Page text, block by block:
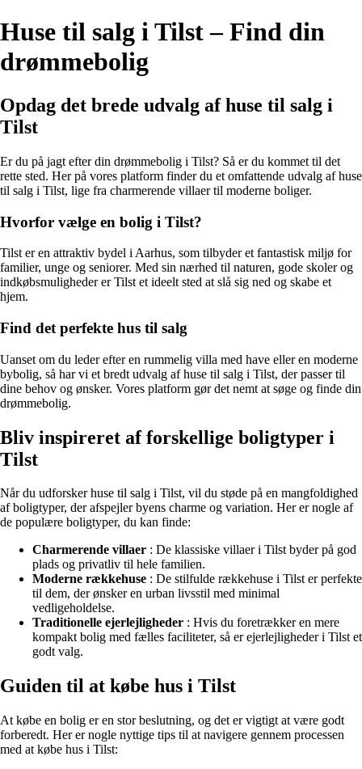
Huse til salg i Tilst – Find din
drømmebolig
Opdag det brede udvalg af huse til salg i
Tilst
Er du på jagt efter din drømmebolig i Tilst? Så er du kommet til det
rette sted. Her på vores platform finder du et omfattende udvalg af huse
til salg i Tilst, lige fra charmerende villaer til moderne boliger.
Hvorfor vælge en bolig i Tilst?
Tilst er en attraktiv bydel i Aarhus, som tilbyder et fantastisk miljø for
familier, unge og seniorer. Med sin nærhed til naturen, gode skoler og
indkøbsmuligheder er Tilst et ideelt sted at slå sig ned og skabe et
hjem.
Find det perfekte hus til salg
Uanset om du leder efter en rummelig villa med have eller en moderne
bybolig, så har vi et bredt udvalg af huse til salg i Tilst, der passer til
dine behov og ønsker. Vores platform gør det nemt at søge og finde din
drømmebolig.
Bliv inspireret af forskellige boligtyper i
Tilst
Når du udforsker huse til salg i Tilst, vil du støde på en mangfoldighed
af boligtyper, der afspejler byens charme og variation. Her er nogle af
de populære boligtyper, du kan finde:
Charmerende villaer : De klassiske villaer i Tilst byder på god
plads og privatliv til hele familien.
Moderne rækkehuse : De stilfulde rækkehuse i Tilst er perfekte
til dem, der ønsker en urban livsstil med minimal
vedligeholdelse.
Traditionelle ejerlejligheder : Hvis du foretrækker en mere
kompakt bolig med fælles faciliteter, så er ejerlejligheder i Tilst et
godt valg.
Guiden til at købe hus i Tilst
At købe en bolig er en stor beslutning, og det er vigtigt at være godt
forberedt. Her er nogle nyttige tips til at navigere gennem processen
med at købe hus i Tilst: